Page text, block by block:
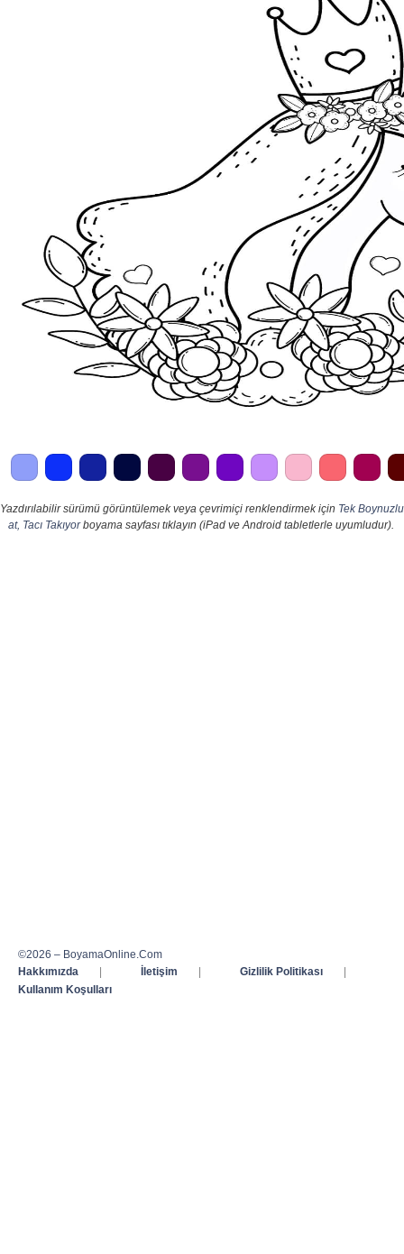
Yazdırılabilir sürümü görüntülemek veya çevrimiçi renklendirmek için Tek Boynuzlu
at, Tacı Takıyorboyama sayfası tıklayın (iPad ve Android tabletlerle uyumludur).
©2026 – BoyamaOnline.Com
Hakkımızda
| İletişim | Gizlilik Politikası
|
Kullanım Koşulları